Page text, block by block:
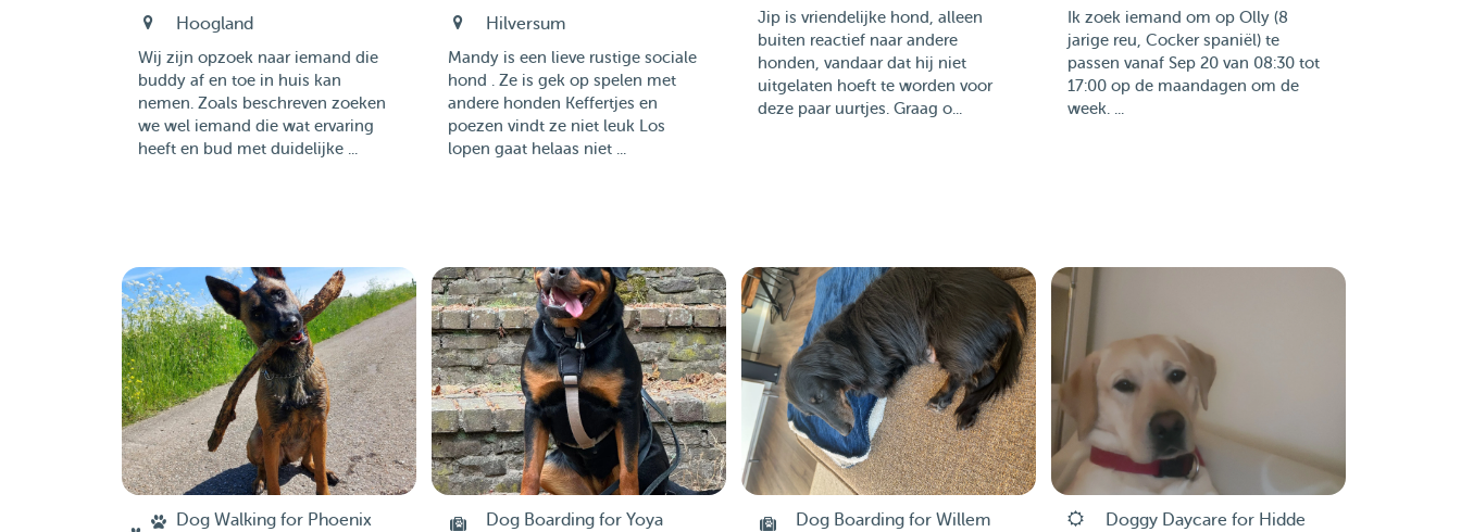
Hoogland
Wij zijn opzoek naar iemand die
buddy af en toe in huis kan
nemen. Zoals beschreven zoeken
we wel iemand die wat ervaring
heeft en bud met duidelijke ...
Hilversum
Mandy is een lieve rustige sociale
hond . Ze is gek op spelen met
andere honden Keffertjes en
poezen vindt ze niet leuk Los
lopen gaat helaas niet ...
Jip is vriendelijke hond, alleen
buiten reactief naar andere
honden, vandaar dat hij niet
uitgelaten hoeft te worden voor
deze paar uurtjes. Graag o...
Ik zoek iemand om op Olly (8
jarige reu, Cocker spaniël) te
passen vanaf Sep 20 van 08:30 tot
17:00 op de maandagen om de
week. ...
Dog Walking for Phoenix Dog Boarding for Yoya Dog Boarding for Willem Doggy Daycare for Hidde